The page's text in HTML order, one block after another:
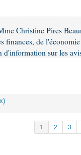
Christine Pires
finances, de
sur les
1 2 3